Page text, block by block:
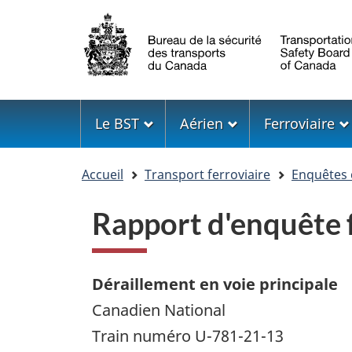
Sélection
de
la
langue
Menu
Le BST Aérien Ferroviaire
Accueil Transport ferroviaire
Rapport
Déraillement en voie principale
Canadien National
Train numéro U-781-21-13